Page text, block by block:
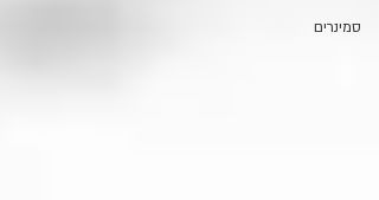
סמינרים